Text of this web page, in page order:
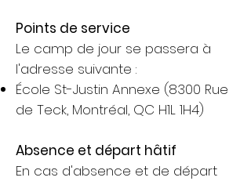
​Points de service
Le camp de jour se passera à
l'adresse suivante :
École St-Justin Annexe (8300 Rue
de Teck, Montréal, QC H1L 1H4)
Absence et départ hâtif
En cas d'absence et de départ